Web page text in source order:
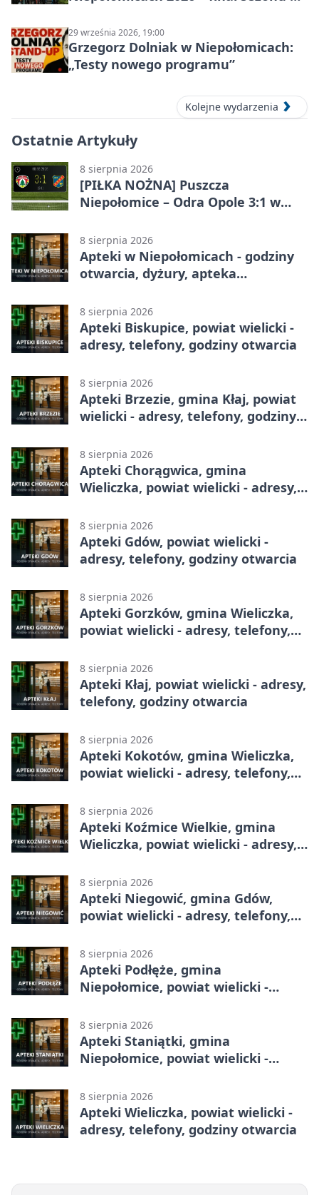
29 września 2026, 19:00
Grzegorz Dolniak w Niepołomicach:
„Testy nowego programu”
Kolejne wydarzenia
Ostatnie Artykuły
8 sierpnia 2026
[PIŁKA NOŻNA] Puszcza
Niepołomice – Odra Opole 3:1 w
odwrócili losy meczu
8 sierpnia 2026
Apteki w Niepołomicach - godziny
otwarcia, dyżury, apteka
8 sierpnia 2026
Apteki Biskupice, powiat wielicki -
adresy, telefony, godziny otwarcia
8 sierpnia 2026
Apteki Brzezie, gmina Kłaj, powiat
wielicki - adresy, telefony, godziny
8 sierpnia 2026
Apteki Chorągwica, gmina
Wieliczka, powiat wielicki - adresy,
8 sierpnia 2026
Apteki Gdów, powiat wielicki -
adresy, telefony, godziny otwarcia
8 sierpnia 2026
Apteki Gorzków, gmina Wieliczka,
powiat wielicki - adresy, telefony,
8 sierpnia 2026
Apteki Kłaj, powiat wielicki - adresy,
telefony, godziny otwarcia
8 sierpnia 2026
Apteki Kokotów, gmina Wieliczka,
powiat wielicki - adresy, telefony,
8 sierpnia 2026
Apteki Koźmice Wielkie, gmina
Wieliczka, powiat wielicki - adresy,
8 sierpnia 2026
Apteki Niegowić, gmina Gdów,
powiat wielicki - adresy, telefony,
8 sierpnia 2026
Apteki Podłęże, gmina
Niepołomice, powiat wielicki -
8 sierpnia 2026
Apteki Staniątki, gmina
Niepołomice, powiat wielicki -
8 sierpnia 2026
Apteki Wieliczka, powiat wielicki -
adresy, telefony, godziny otwarcia